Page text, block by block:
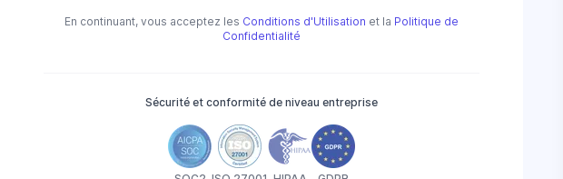
En continuant, vous acceptez les Conditions d'Utilisation et la Politique de
Confidentialité
Sécurité et conformité de niveau entreprise